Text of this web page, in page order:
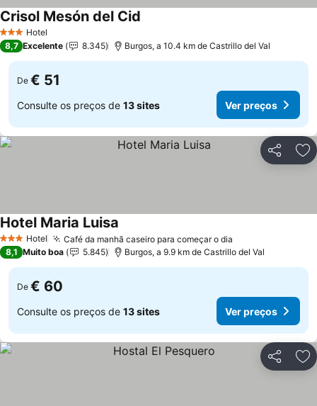
3 EstrelasHotel
Crisol Mesón del Cid
8,7 Excelente 8.345 Burgos, a 10.4 km de Castrillo del Val
De € 51
Consulte os preços de 13 sites Ver preços
Partilhar
3 EstrelasHotel Café da manhã caseiro para começar o dia
Hotel Maria Luisa
8,1 Muito boa 5.845 Burgos, a 9.9 km de Castrillo del Val
De € 60
Consulte os preços de 13 sites Ver preços
Partilhar